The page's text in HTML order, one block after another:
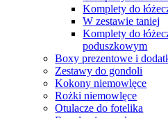
Komplety do
W zestawie taniej
Komplety do
poduszkowym
Boxy prezentowe i
Zestawy do gondoli
Kokony niemowlęce
Rożki niemowlęce
Otulacze do fotelika